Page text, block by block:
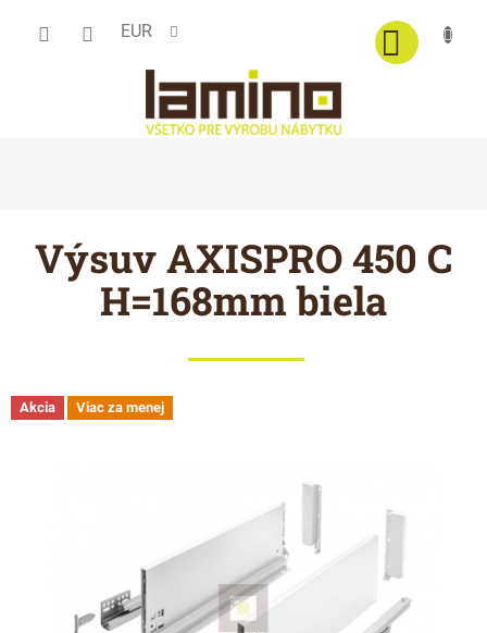
EUR
Výsuv AXISPRO 450 C
H=168mm biela
Akcia Viac za menej